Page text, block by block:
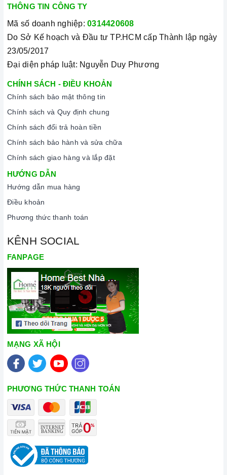
THÔNG TIN CÔNG TY
Mã số doanh nghiệp: 0314420608
Do Sở Kế hoạch và Đầu tư TP.HCM cấp Thành lập ngày
23/05/2017
Đại diện pháp luật: Nguyễn Duy Phương
CHÍNH SÁCH - ĐIỀU KHOẢN
Chính sách bảo mật thông tin
Chính sách và Quy định chung
Chính sách đổi trả hoàn tiền
Chính sách bảo hành và sửa chữa
Chính sách giao hàng và lắp đặt
HƯỚNG DẪN
Hướng dẫn mua hàng
Điều khoản
Phương thức thanh toán
KÊNH SOCIAL
FANPAGE
MẠNG XÃ HỘI
PHƯƠNG THỨC THANH TOÁN